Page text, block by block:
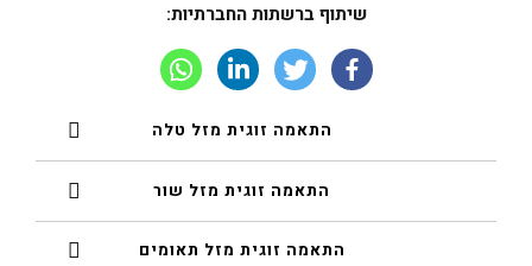
שיתוף ברשתות החברתיות:
התאמה זוגית מזל טלה
התאמה זוגית מזל שור
התאמה זוגית מזל תאומים